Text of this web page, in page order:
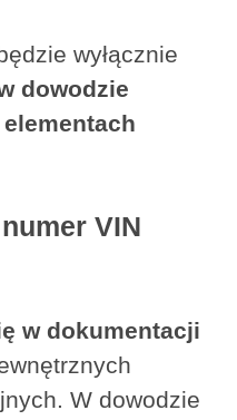
wyłącznie
dowodzie
VIN
w dokumentacji
W dowodzie